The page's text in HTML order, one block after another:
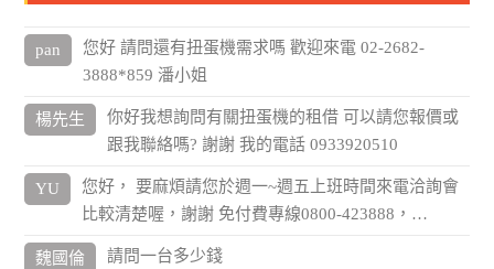
pan
您好 請問還有扭蛋機需求嗎 歡迎來電 02-2682-
3888*859 潘小姐
楊先生
你好我想詢問有關扭蛋機的租借 可以請您報價或
跟我聯絡嗎? 謝謝 我的電話 0933920510
YU
您好， 要麻煩請您於週一~週五上班時間來電洽詢會
比較清楚喔，謝謝 免付費專線0800-423888，…
魏國倫 請問一台多少錢